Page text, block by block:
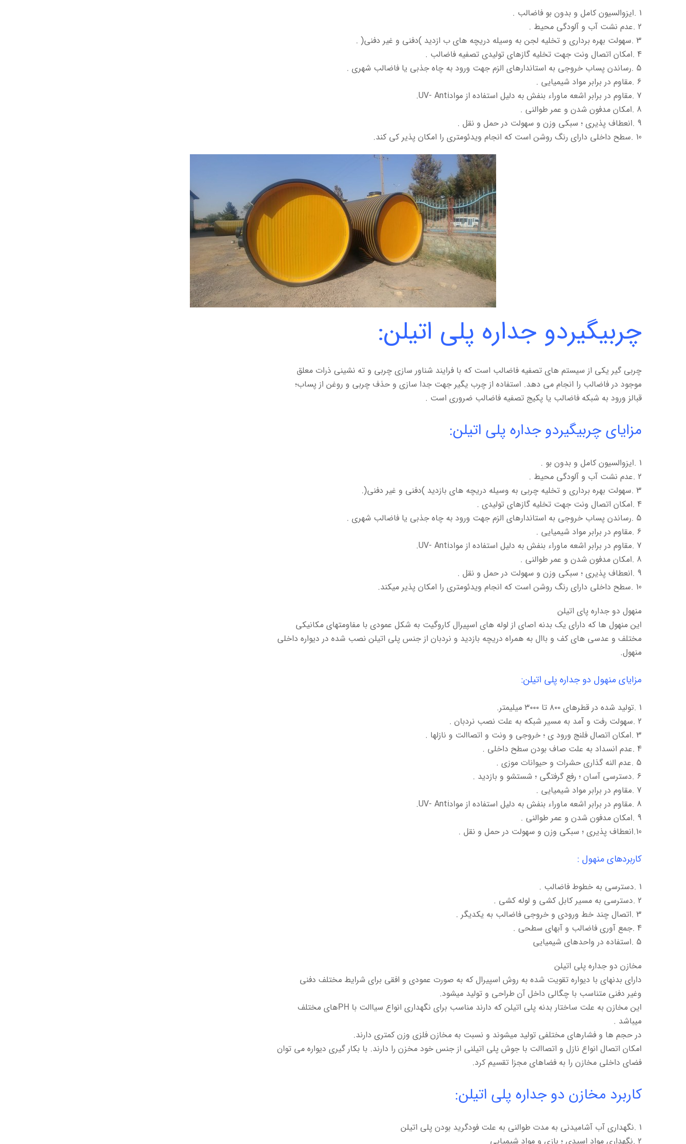
1 .ایزوالسیون کامل و بدون بو فاضالب .
2 .عدم نشت آب و آلودگی محیط .
3 .سهولت بهره برداری و تخلیه لجن به وسیله دریچه های ب ازدید )دفنی و غیر دفنی( .
4 .امکان اتصال ونت جهت تخلیه گازهای تولیدی تصفیه فاضالب .
5 .رساندن پساب خروجی به استاندارهای الزم جهت ورود به چاه جذبی یا فاضالب شهری .
6 .مقاوم در برابر مواد شیمیایی .
7 .مقاوم در برابر اشعه ماوراء بنفش به دلیل استفاده از موادUV- Anti.
8 .امکان مدفون شدن و عمر طوالنی .
9 .انعطاف پذیری ؛ سبکی وزن و سهولت در حمل و نقل .
10 .سطح داخلی دارای رنگ روشن است که انجام ویدئومتری را امکان پذیر کی کند.
چربیگیردو جداره پلی اتیلن:
چربی گیر یکی از سیستم های تصفیه فاضالب است که با فرایند شناور سازی چربی و ته نشینی ذرات معلق
موجود در فاضالب را انجام می دهد. استفاده از چرب یگیر جهت جدا سازی و حذف چربی و روغن از پساب؛
قبالز ورود به شبکه فاضالب یا پکیج تصفیه فاضالب ضروری است .
مزایای چربیگیردو جداره پلی اتیلن:
1 .ایزوالسیون کامل و بدون بو .
2 .عدم نشت آب و آلودگی محیط .
3 .سهولت بهره برداری و تخلیه چربی به وسیله دریچه های بازدید )دفنی و غیر دفنی(.
4 .امکان اتصال ونت جهت تخلیه گازهای تولیدی .
5 .رساندن پساب خروجی به استاندارهای الزم جهت ورود به چاه جذبی یا فاضالب شهری .
6 .مقاوم در برابر مواد شیمیایی .
7 .مقاوم در برابر اشعه ماوراء بنفش به دلیل استفاده از موادUV- Anti.
8 .امکان مدفون شدن و عمر طوالنی .
9 .انعطاف پذیری ؛ سبکی وزن و سهولت در حمل و نقل .
10 .سطح داخلی دارای رنگ روشن است که انجام ویدئومتری را امکان پذیر میکند.
منهول دو جداره پای اتیلن
این منهول ها که دارای یک بدنه اصای از لوله های اسپیرال کاروگیت به شکل عمودی با مفاومتهای مکانیکی
مختلف و عدسی های کف و باال به همراه دریچه بازدید و نردبان از جنس پلی اتیلن نصب شده در دیواره داخلی
منهول.
مزایای منهول دو جداره پلی اتیلن:
1 .تولید شده در قطرهای ۸۰۰ تا ۳۰۰۰ میلیمتر.
2 .سهولت رفت و آمد به مسیر شبکه به علت نصب نردبان .
3 .امکان اتصال فلنج ورود ی ؛ خروجی و ونت و اتصاالت و نازلها .
4 .عدم انسداد به علت صاف بودن سطح داخلی .
5 .عدم النه گذاری حشرات و حیوانات موزی .
6 .دسترسی آسان ؛ رفع گرفتگی ؛ شستشو و بازدید .
7 .مقاوم در برابر مواد شیمیایی .
8 .مقاوم در برابر اشعه ماوراء بنفش به دلیل استفاده از موادUV- Anti.
9 .امکان مدفون شدن و عمر طوالنی .
10.انعطاف پذیری ؛ سبکی وزن و سهولت در حمل و نقل .
کاربردهای منهول :
1 .دسترسی به خطوط فاضالب .
2 .دسترسی به مسیر کابل کشی و لوله کشی .
3 .اتصال چند خط ورودی و خروجی فاضالب به یکدیگر .
4 .جمع آوری فاضالب و آبهای سطحی .
5 .استفاده در واحدهای شیمیایی
مخازن دو جداره پلی اتیلن
دارای بدنهای با دیواره تقویت شده به روش اسپیرال که به صورت عمودی و افقی برای شرایط مختلف دفنی
وغیر دفنی متناسب با چگالی داخل آن طراحی و تولید میشود.
این مخازن به علت ساختار بدنه پلی اتیلن که دارند مناسب برای نگهداری انواع سیاالت با PHهای مختلف
میباشد .
در حجم ها و فشارهای مختلفی تولید میشوند و نسبت به مخازن فلزی وزن کمتری دارند.
امکان اتصال انواع نازل و اتصاالت با جوش پلی اتیلنی از جنس خود مخزن را دارند. با بکار گیری دیواره می توان
فضای داخلی مخازن را به فضاهای مجزا تقسیم کرد.
کاربرد مخازن دو جداره پلی اتیلن:
1 .نگهداری آب آشامیدنی به مدت طوالنی به علت فودگرید بودن پلی اتیلن
2 .نگهداری مواد اسیدی ؛ بازی و مواد شیمیایی